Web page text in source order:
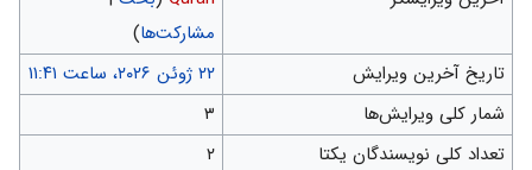
مشارکت‌ها)
تاریخ آخرین ویرایش
شمار کلی ویرایش‌ها
۳
تعداد کلی نویسندگان یکتا
۲